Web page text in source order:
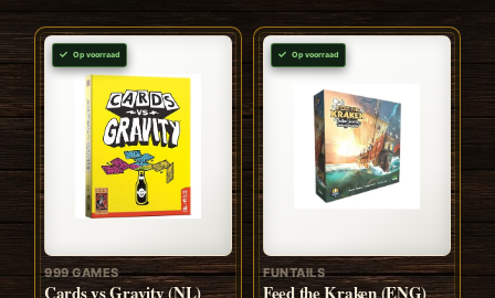
Op voorraad
999 GAMES
Cards vs Gravity (NL)
Op voorraad
FUNTAILS
Feed the Kraken (ENG)